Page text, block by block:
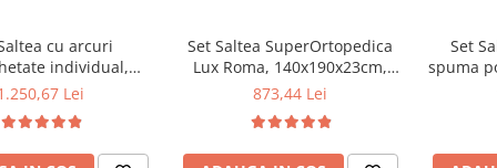
cu arcuri
individual,
Spring Milano,
soft, sistem de
Saltex
Lei
Set Saltea SuperOrtopedica
Lux Roma, 140x190x23cm,
fermitate tare, cu plasa arcuri
aerisire perimetral, Saltex
plus 2 perne matlasate
873,44 Lei
Set
spuma
sistem
Saltex